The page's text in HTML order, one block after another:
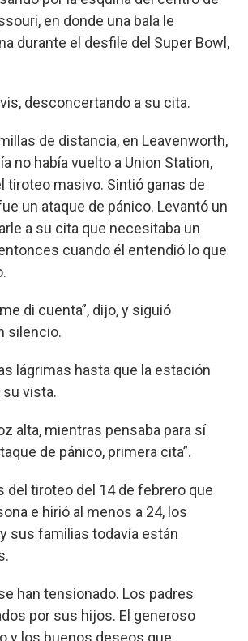
en donde una bala le
durante el desfile del Super Bowl,
desconcertando a su cita.
de distancia, en Leavenworth,
no había vuelto a Union Station,
tiroteo masivo. Sintió ganas de
un ataque de pánico. Levantó un
a su cita que necesitaba un
cuando él entendió lo que
di cuenta”, dijo, y siguió
silencio.
lágrimas hasta que la estación
vista.
alta, mientras pensaba para sí
de pánico, primera cita”.
del tiroteo del 14 de febrero que
e hirió al menos a 24, los
sus familias todavía están
han tensionado. Los padres
por sus hijos. El generoso
y los buenos deseos que